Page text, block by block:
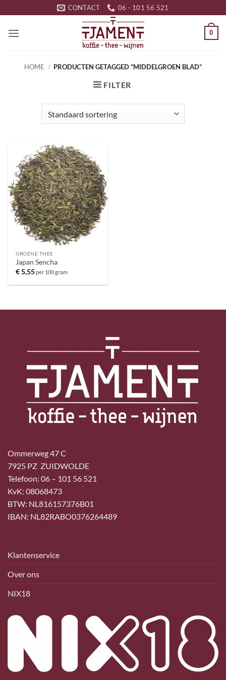
naar
inhoud
CONTACT 06 - 101 56 521
0
HOME / PRODUCTEN GETAGGED “MIDDELGROEN BLAD”
FILTER
GROENE THEE
Japan Sencha
€5,55per 100 gram
Ommerweg 47 C
7925 PZ ZUIDWOLDE
Telefoon: 06 – 101 56 521
KvK: 08068473
BTW: NL816157376B01
IBAN: NL82RABO0376264489
Klantenservice
Over ons
NIX18